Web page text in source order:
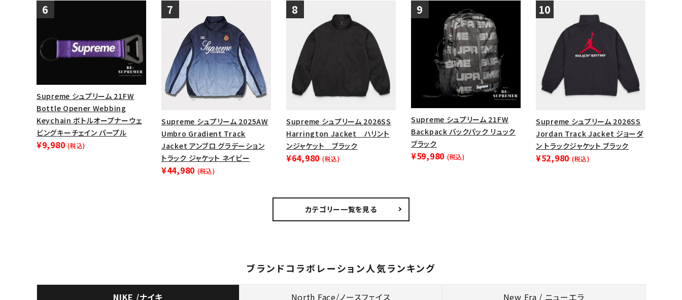
Supreme シュプリーム 21FW
Bottle Opener Webbing
Keychain ボトルオープナーウェ
ビングキーチェイン パープル
¥9,980 (税込)
Supreme シュプリーム 2025AW
Umbro Gradient Track
Jacket アンブロ グラデーション
トラック ジャケット ネイビー
¥44,980 (税込)
Supreme シュプリーム 2026SS
Harrington Jacket ハリント
ンジャケット ブラック
¥64,980 (税込)
Supreme シュプリーム 21FW
Backpack バックパック リュック
ブラック
¥59,980 (税込)
Supreme シュプリーム 2026SS
Jordan Track Jacket ジョーダ
ン トラックジャケット ブラック
¥52,980 (税込)
カテゴリー一覧を見る
ブランドコラボレーション人気ランキング
NIKE /ナイキ North Face/ノースフェイス New Era / ニューエラ